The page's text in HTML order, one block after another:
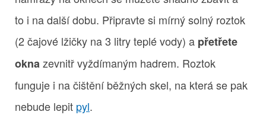
to i na další dobu. Připravte si mírný solný roztok
(2 čajové lžičky na 3 litry teplé vody) a přetřete
oknazevnitř vyždímaným hadrem. Roztok
funguje i na čištění běžných skel, na která se pak
nebude lepit pyl.